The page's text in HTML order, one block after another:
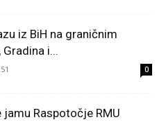
iz BiH na graničnim
i...
0
jamu Raspotočje RMU